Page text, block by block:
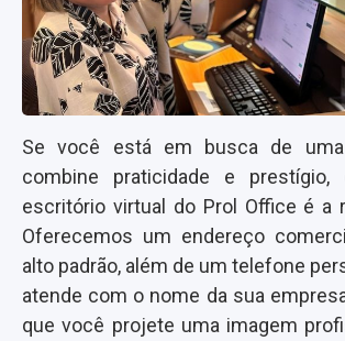
Se você está em busca de
combine praticidade e
escritório virtual do Prol Office é a
Oferecemos um endereço
alto padrão, além de um telefone
atende com o nome da sua
que você projete uma imagem